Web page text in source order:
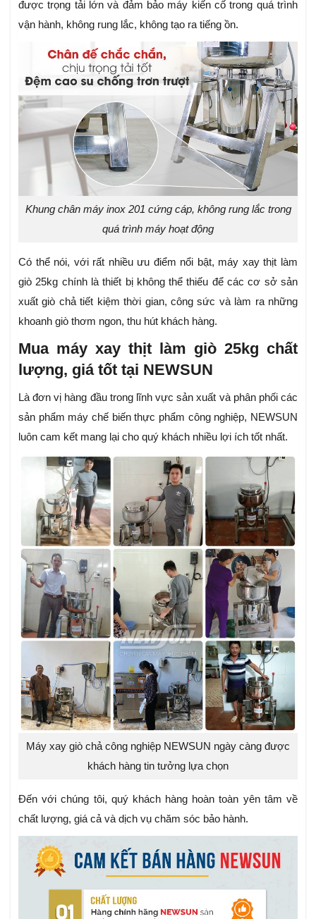
được trọng tải lớn và đảm bảo máy kiến cố trong quá trình
vận hành, không rung lắc, không tạo ra tiếng ồn.
Khung chân máy inox 201 cứng cáp, không rung lắc trong
quá trình máy hoạt động
Có thể nói, với rất nhiều ưu điểm nổi bật, máy xay thịt làm
giò 25kg chính là thiết bị không thể thiếu để các cơ sở sản
xuất giò chả tiết kiệm thời gian, công sức và làm ra những
khoanh giò thơm ngon, thu hút khách hàng.
Mua máy xay thịt làm giò 25kg chất
lượng, giá tốt tại NEWSUN
Là đơn vị hàng đầu trong lĩnh vực sản xuất và phân phối các
sản phẩm máy chế biến thực phẩm công nghiệp, NEWSUN
luôn cam kết mang lại cho quý khách nhiều lợi ích tốt nhất.
Máy xay giò chả công nghiệp NEWSUN ngày càng được
khách hàng tin tưởng lựa chọn
Đến với chúng tôi, quý khách hàng hoàn toàn yên tâm về
chất lượng, giá cả và dịch vụ chăm sóc bảo hành.